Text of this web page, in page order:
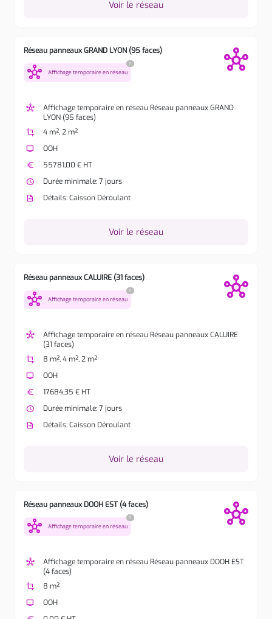
Voir le réseau
Réseau panneaux GRAND LYON (95 faces)
hub Affichage temporaire en réseau
?
hub
Affichage temporaire en réseau Réseau panneaux GRAND
LYON (95 faces)
crop
4 m², 2 m²
tv
OOH
euro
55781,00 € HT
watch_later
Durée minimale: 7 jours
description
Détails: Caisson Déroulant
Voir le réseau
Réseau panneaux CALUIRE (31 faces)
hub Affichage temporaire en réseau
?
hub
Affichage temporaire en réseau Réseau panneaux CALUIRE
(31 faces)
crop
8 m², 4 m², 2 m²
tv
OOH
euro
17684,35 € HT
watch_later
Durée minimale: 7 jours
description
Détails: Caisson Déroulant
Voir le réseau
Réseau panneaux DOOH EST (4 faces)
hub Affichage temporaire en réseau
?
hub
Affichage temporaire en réseau Réseau panneaux DOOH EST
(4 faces)
crop
8 m²
tv
OOH